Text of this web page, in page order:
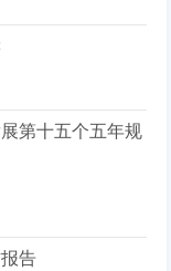
第十五个五年规
告